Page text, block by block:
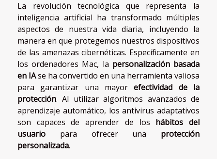
La revolución tecnológica que representa la
inteligencia artificial ha transformado múltiples
aspectos de nuestra vida diaria, incluyendo la
manera en que protegemos nuestros dispositivos
de las amenazas cibernéticas. Específicamente en
los ordenadores Mac, la personalización basada
en IAse ha convertido en una herramienta valiosa
para garantizar una mayorefectividad de la
protección. Al utilizar algoritmos avanzados de
aprendizaje automático, los antivirus adaptativos
son capaces de aprender de los hábitos del
usuario para ofrecer una protección
personalizada.